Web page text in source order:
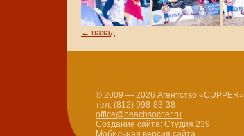
← назад
© 2009 — 2026 Агентство «CUPPER»
тел. (812) 998-83-38
office@beachsoccer.ru
Создание сайта: Студия 239
Мобильная версия сайта